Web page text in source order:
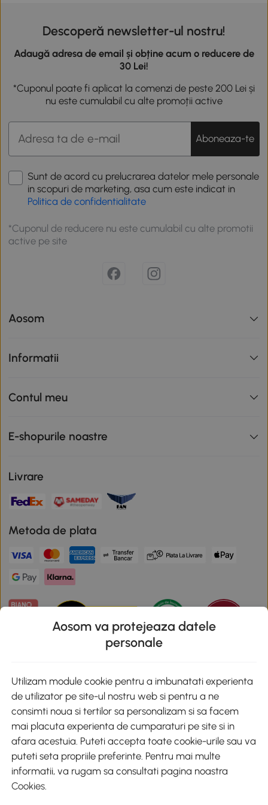
Descoperă newsletter-ul nostru!
Adaugă adresa de email și obține acum o reducere de
30 Lei!
*Cuponul poate fi aplicat la comenzi de peste 200 Lei și
nu este cumulabil cu alte promoții active
Aboneaza-te
Sunt de acord cu prelucrarea datelor mele personale
in scopuri de marketing, asa cum este indicat in
Politica de confidentialitate
*Cuponul de reducere nu este cumulabil cu alte promotii
active pe site
Aosom
Informatii
Contul meu
E-shopurile noastre
Livrare
Metoda de plata
Descarca aplicatia Aosom
Google Play
+40 312294730 clienti@aosom.ro
Romania, Bucureşti Sectorul 2, Str. Barbu Paris Mumuleanu, Nr. 30-
Aosom va protejeaza datele
personale
Utilizam module cookie pentru a imbunatati experienta
de utilizator pe site-ul nostru web si pentru a ne
consimti noua si tertilor sa personalizam si sa facem
mai placuta experienta de cumparaturi pe site si in
afara acestuia. Puteti accepta toate cookie-urile sau va
puteti seta propriile preferinte. Pentru mai multe
informatii, va rugam sa consultati pagina noastra
Cookies.